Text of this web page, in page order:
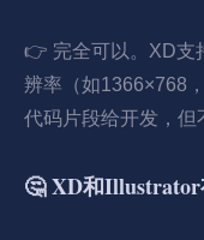
👉 完全可以。XD支
辨率（如1366×768
代码片段给开发，但
🤔 XD和Illustrator